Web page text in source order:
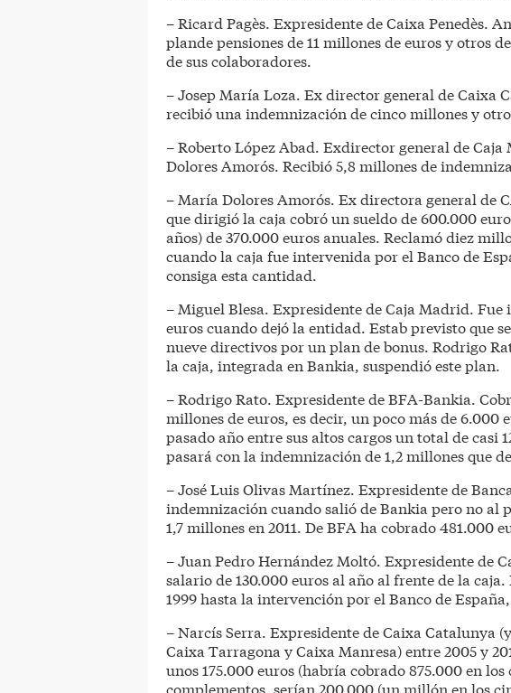
– Ricard Pagès. Expresidente de Caixa Penedès.
plande pensiones de 11 millones de euros y otros
de sus colaboradores.
– Josep María Loza. Ex director general de Caixa
recibió una indemnización de cinco millones y
– Roberto López Abad. Exdirector general de
Dolores Amorós. Recibió 5,8 millones de
– María Dolores Amorós. Ex directora general de
que dirigió la caja cobró un sueldo de 600.000
años) de 370.000 euros anuales. Reclamó diez
cuando la caja fue intervenida por el Banco de
consiga esta cantidad.
– Miguel Blesa. Expresidente de Caja Madrid.
euros cuando dejó la entidad. Estab previsto que
nueve directivos por un plan de bonus. Rodrigo
la caja, integrada en Bankia, suspendió este plan.
– Rodrigo Rato. Expresidente de BFA-Bankia.
millones de euros, es decir, un poco más de
pasado año entre sus altos cargos un total de casi
pasará con la indemnización de 1,2 millones que
– José Luis Olivas Martínez. Expresidente de
indemnización cuando salió de Bankia pero no al
1,7 millones en 2011. De BFA ha cobrado 481.000
– Juan Pedro Hernández Moltó. Expresidente de
salario de 130.000 euros al año al frente de la
1999 hasta la intervención por el Banco de
– Narcís Serra. Expresidente de Caixa Catalunya
Caixa Tarragona y Caixa Manresa) entre 2005 y
unos 175.000 euros (habría cobrado 875.000 en
complementos, serían 200.000 (un millón en los